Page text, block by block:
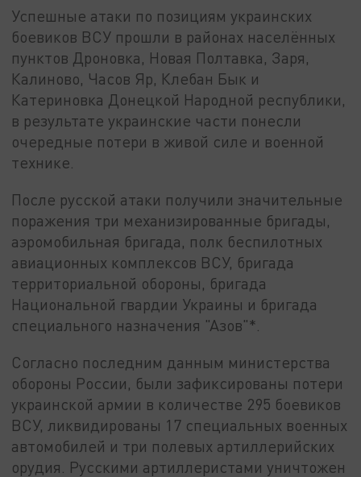
Успешные атаки по позициям украинских
боевиков ВСУ прошли в районах населённых
пунктов Дроновка, Новая Полтавка, Заря,
Калиново, Часов Яр, Клебан Бык и
Катериновка Донецкой Народной республики,
в результате украинские части понесли
очередные потери в живой силе и военной
технике.
После русской атаки получили значительные
поражения три механизированные бригады,
аэромобильная бригада, полк беспилотных
авиационных комплексов ВСУ, бригада
территориальной обороны, бригада
Национальной гвардии Украины и бригада
специального назначения "Азов"*.
Согласно последним данным министерства
обороны России, были зафиксированы потери
украинской армии в количестве 295 боевиков
ВСУ, ликвидированы 17 специальных военных
автомобилей и три полевых артиллерийских
орудия. Русскими артиллеристами уничтожен